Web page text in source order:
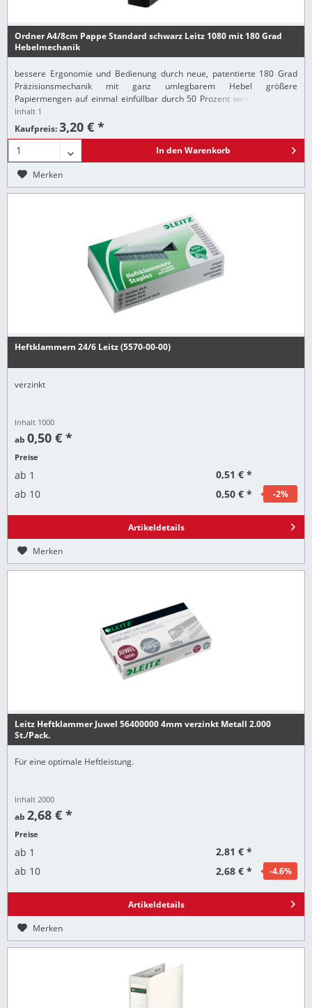
Ordner A4/8cm Pappe Standard schwarz Leitz 1080 mit 180 Grad
Hebelmechanik
bessere Ergonomie und Bedienung durch neue, patentierte 180 Grad
Präzisionsmechanik mit ganz umlegbarem Hebel größere
Papiermengen auf einmal einfüllbar durch 50 Prozent weitere Öffnung
Ablage auch auf der linken Seite möglich Bei...
Inhalt 1
Kaufpreis:3,20 € *
In den Warenkorb
Merken
Heftklammern 24/6 Leitz (5570-00-00)
verzinkt
Inhalt 1000
ab0,50 € *
Preise
ab 1
0,51 € *
ab 10 0,50 € * -2%
Artikeldetails
Merken
Leitz Heftklammer Juwel 56400000 4mm verzinkt Metall 2.000
St./Pack.
Für eine optimale Heftleistung.
Inhalt2000
ab2,68 € *
Preise
ab 1
2,81 € *
ab 10 2,68 € * -4.6%
Artikeldetails
Merken